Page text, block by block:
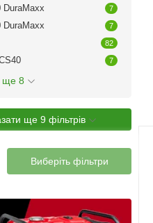
DuraMaxx 7
DuraMaxx 7
82
7
ще 8
ще 9 фільтрів
Виберіть фільтри